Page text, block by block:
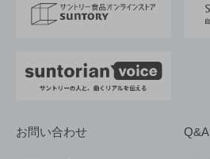
採用情報
お問い合わせ Q&A